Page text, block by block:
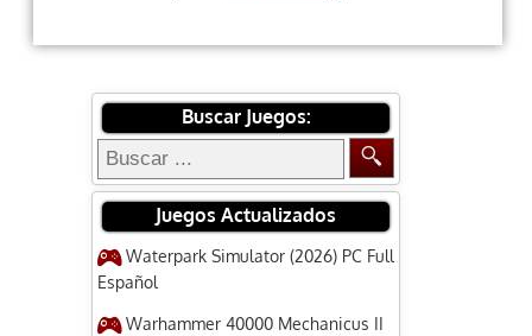
Buscar Juegos:
Juegos Actualizados
Waterpark Simulator (2026) PC Full
Español
Warhammer 40000 Mechanicus II